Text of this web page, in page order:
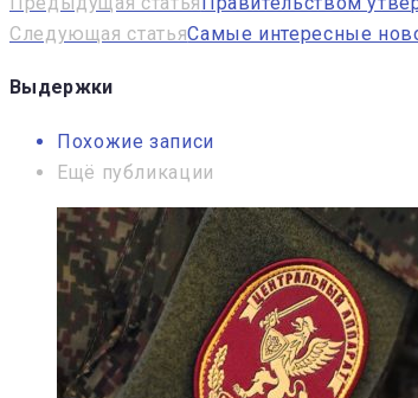
по
записям
Следующая статьяСамые интересные
Выдержки
Похожие записи
Ещё публикации